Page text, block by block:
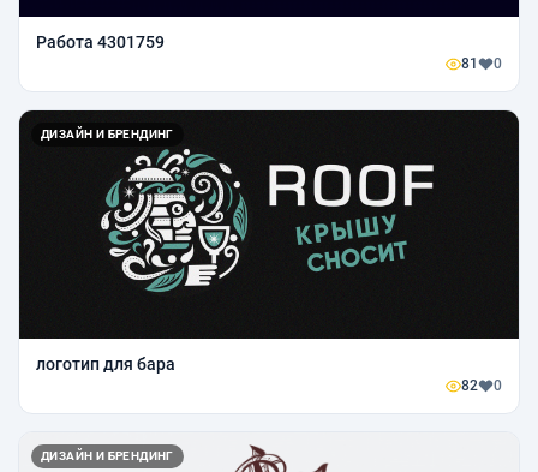
Работа 4301759
81 0
ДИЗАЙН И БРЕНДИНГ
логотип для бара
82 0
ДИЗАЙН И БРЕНДИНГ